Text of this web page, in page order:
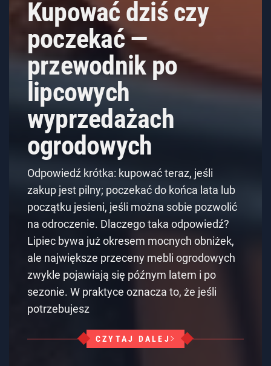
Kupować dziś czy
poczekać —
przewodnik po
lipcowych
wyprzedażach
ogrodowych
Odpowiedź krótka: kupować teraz, jeśli
zakup jest pilny; poczekać do końca lata lub
początku jesieni, jeśli można sobie pozwolić
na odroczenie. Dlaczego taka odpowiedź?
Lipiec bywa już okresem mocnych obniżek,
ale największe przeceny mebli ogrodowych
zwykle pojawiają się późnym latem i po
sezonie. W praktyce oznacza to, że jeśli
potrzebujesz
CZYTAJ DALEJ